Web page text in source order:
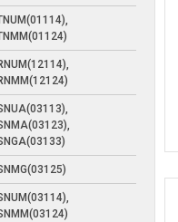
В КОРЗИНУ